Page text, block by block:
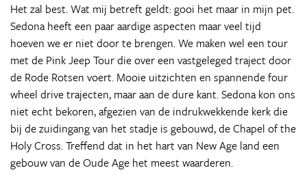
Het zal best. Wat mij betreft geldt: gooi het maar in mijn pet.
Sedona heeft een paar aardige aspecten maar veel tijd
hoeven we er niet door te brengen. We maken wel een tour
met de Pink Jeep Tour die over een vastgeleged traject door
de Rode Rotsen voert. Mooie uitzichten en spannende four
wheel drive trajecten, maar aan de dure kant. Sedona kon ons
niet echt bekoren, afgezien van de indrukwekkende kerk die
bij de zuidingang van het stadje is gebouwd, de Chapel of the
Holy Cross. Treffend dat in het hart van New Age land een
gebouw van de Oude Age het meest waarderen.